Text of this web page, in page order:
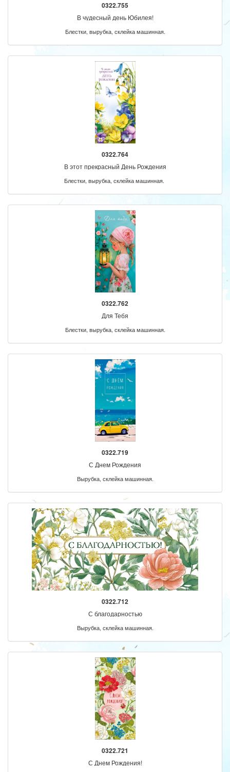
0322.755
В чудесный день Юбилея!
Блестки, вырубка, склейка машинная.
0322.764
В этот прекрасный День Рождения
Блестки, вырубка, склейка машинная.
0322.762
Для Тебя
Блестки, вырубка, склейка машинная.
0322.719
С Днем Рождения
Вырубка, склейка машинная.
0322.712
С благодарностью
Вырубка, склейка машинная.
0322.721
С Днем Рождения!